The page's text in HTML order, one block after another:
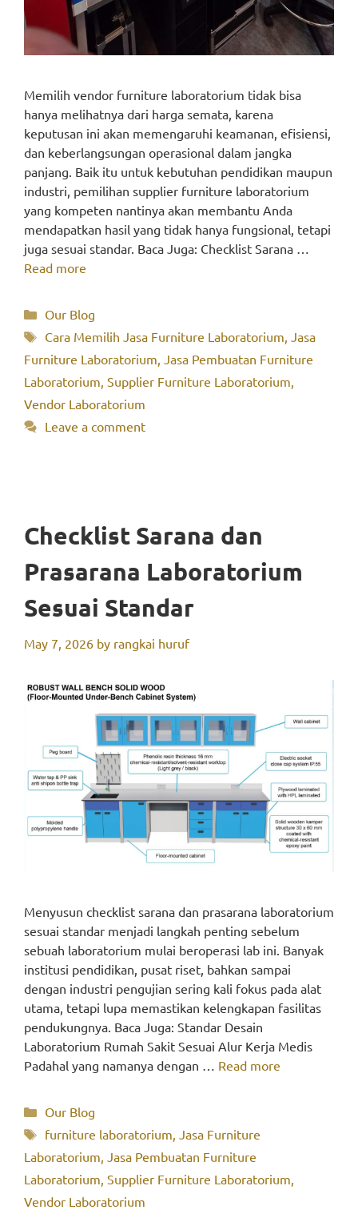
Memilih vendor furniture laboratorium tidak bisa
hanya melihatnya dari harga semata, karena
keputusan ini akan memengaruhi keamanan, efisiensi,
dan keberlangsungan operasional dalam jangka
panjang. Baik itu untuk kebutuhan pendidikan maupun
industri, pemilihan supplier furniture laboratorium
yang kompeten nantinya akan membantu Anda
mendapatkan hasil yang tidak hanya fungsional, tetapi
juga sesuai standar. Baca Juga: Checklist Sarana …
Read more
Categories
Our Blog
Tags
Cara Memilih Jasa Furniture Laboratorium, Jasa
Furniture Laboratorium, Jasa Pembuatan Furniture
Laboratorium, Supplier Furniture Laboratorium,
Vendor Laboratorium
Leave a comment
Checklist Sarana dan
Prasarana Laboratorium
Sesuai Standar
May 7, 2026 by rangkai huruf
Menyusun checklist sarana dan prasarana laboratorium
sesuai standar menjadi langkah penting sebelum
sebuah laboratorium mulai beroperasi lab ini. Banyak
institusi pendidikan, pusat riset, bahkan sampai
dengan industri pengujian sering kali fokus pada alat
utama, tetapi lupa memastikan kelengkapan fasilitas
pendukungnya. Baca Juga: Standar Desain
Laboratorium Rumah Sakit Sesuai Alur Kerja Medis
Padahal yang namanya dengan … Read more
Categories
Our Blog
Tags
furniture laboratorium, Jasa Furniture
Laboratorium, Jasa Pembuatan Furniture
Laboratorium, Supplier Furniture Laboratorium,
Vendor Laboratorium